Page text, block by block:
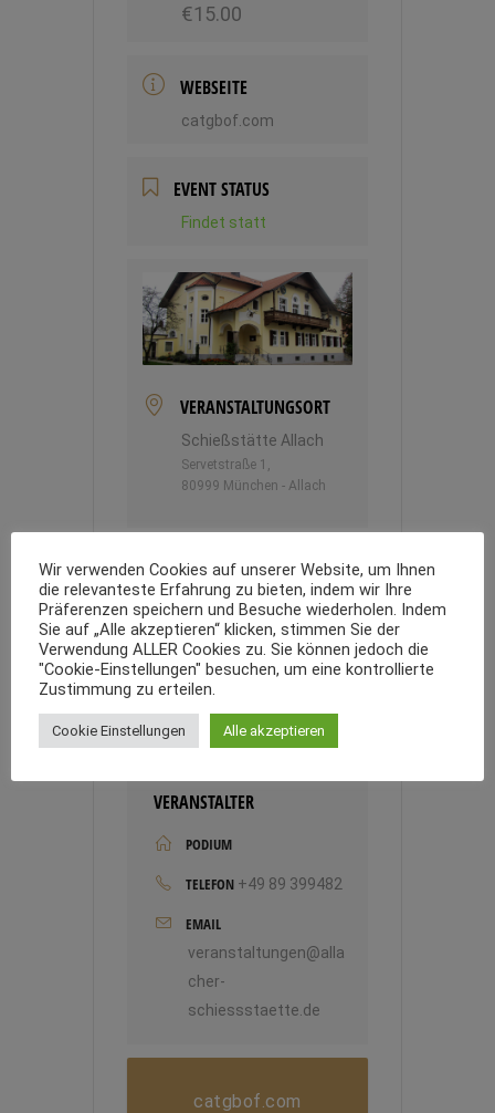
€15.00
WEBSEITE
catgbof.com
EVENT STATUS
Findet statt
VERANSTALTUNGSORT
Schießstätte Allach
Servetstraße 1,
80999 München - Allach
RUBRIK
Rock´n Roll & Oldies
VERANSTALTER
PODIUM
TELEFON +49 89 399482
EMAIL
veranstaltungen@alla
cher-
schiessstaette.de
catgbof.com
Wir verwenden Cookies auf unserer Website, um Ihnen
die relevanteste Erfahrung zu bieten, indem wir Ihre
Präferenzen speichern und Besuche wiederholen. Indem
Sie auf „Alle akzeptieren“ klicken, stimmen Sie der
Verwendung ALLER Cookies zu. Sie können jedoch die
"Cookie-Einstellungen" besuchen, um eine kontrollierte
Zustimmung zu erteilen.
Cookie Einstellungen Alle akzeptieren